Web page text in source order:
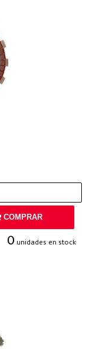
COMPRAR
0 unidades en stock